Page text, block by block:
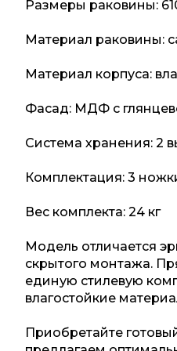
Размеры раковины:
Материал раковины:
Материал корпуса:
Фасад: МДФ с
Система хранения: 2
Комплектация: 3
Вес комплекта: 24 кг
Модель отличается
скрытого монтажа.
единую стилевую
влагостойкие
Приобретайте